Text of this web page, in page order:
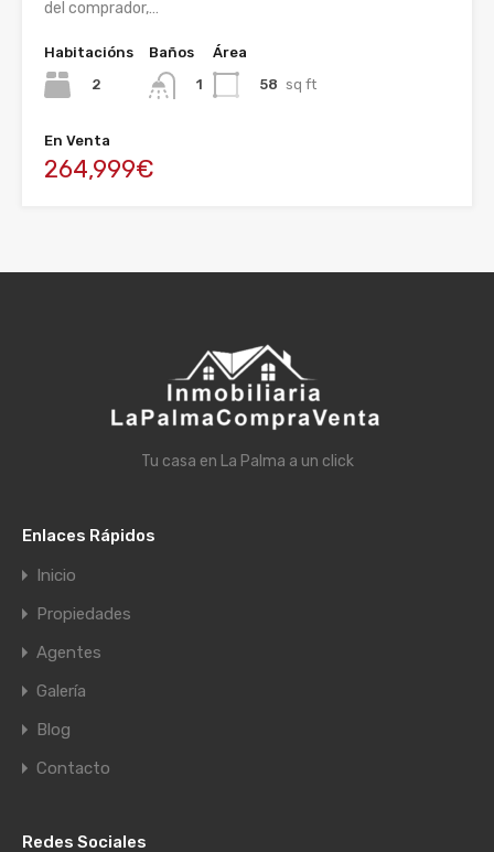
del comprador,…
Habitacións
2
Baños
1
Área
58 sq ft
En Venta
264,999€
Tu casa en La Palma a un click
Enlaces Rápidos
Inicio
Propiedades
Agentes
Galería
Blog
Contacto
Redes Sociales